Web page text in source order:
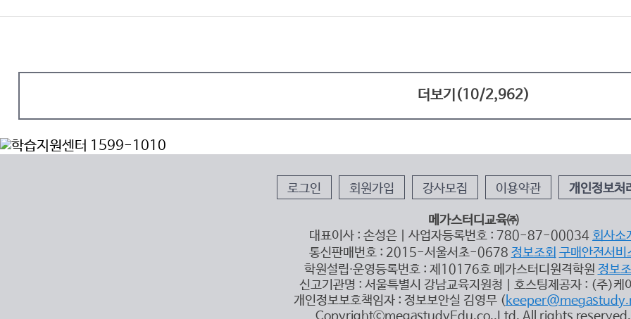
더보기(10/2,962)
로그인 회원가입 강사모집 이용약관 개인정보처
메가스터디교육㈜
대표이사 : 손성은 | 사업자등록번호 : 780-87-00034 회사소
통신판매번호 : 2015-서울서초-0678 정보조회 구매안전서비
학원설립∙운영등록번호 : 제10176호 메가스터디원격학원 정보
신고기관명 : 서울특별시 강남교육지원청 | 호스팅제공자 : (주)케
개인정보보호책임자 : 정보보안실 김영무 (
CopyrightⓒmegastudyEdu.co.,Ltd. All rights reserved.